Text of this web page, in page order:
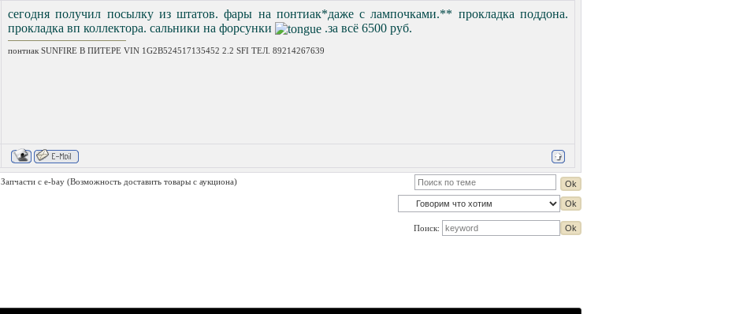
сегодня получил посылку из штатов. фары на понтиак*даже с лампочками.** прокладка поддона.
прокладка вп коллектора. сальники на форсунки
.за всё 6500 руб.
понтиак SUNFIRE В ПИТЕРЕ VIN 1G2B524517135452 2.2 SFI ТЕЛ. 89214267639
Запчасти с e-bay (Возможность доставить товары с аукциона)
Поиск: